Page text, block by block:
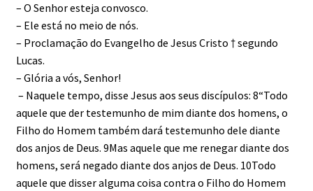
– O Senhor esteja convosco.
– Ele está no meio de nós.
– Proclamação do Evangelho de Jesus Cristo † segundo
Lucas.
– Glória a vós, Senhor!
– Naquele tempo, disse Jesus aos seus discípulos: 8“Todo
aquele que der testemunho de mim diante dos homens, o
Filho do Homem também dará testemunho dele diante
dos anjos de Deus. 9Mas aquele que me renegar diante dos
homens, será negado diante dos anjos de Deus. 10Todo
aquele que disser alguma coisa contra o Filho do Homem